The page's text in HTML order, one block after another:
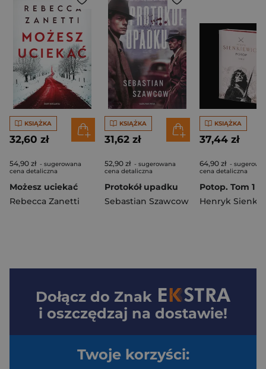
KSIĄŻKA
32,60 zł
54,90 zł - sugerowana
cena detaliczna
Możesz uciekać
Rebecca Zanetti
KSIĄŻKA
31,62 zł
52,90 zł - sugerowana
cena detaliczna
Protokół upadku
Sebastian Szawcow
KSIĄŻKA
37,44 zł
64,90 zł -
cena detaliczna
Henryk
Dołącz do Znak
i oszczędzaj na dostawie!
Twoje korzyści: